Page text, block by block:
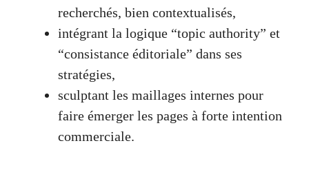
recherchés, bien contextualisés,
intégrant la logique “topic authority” et
“consistance éditoriale” dans ses
stratégies,
sculptant les maillages internes pour
faire émerger les pages à forte intention
commerciale.